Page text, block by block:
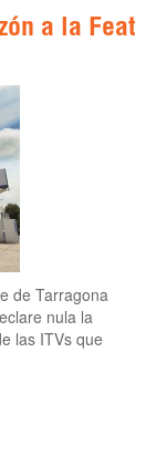
a la Feat
de Tarragona
nula la
las ITVs que